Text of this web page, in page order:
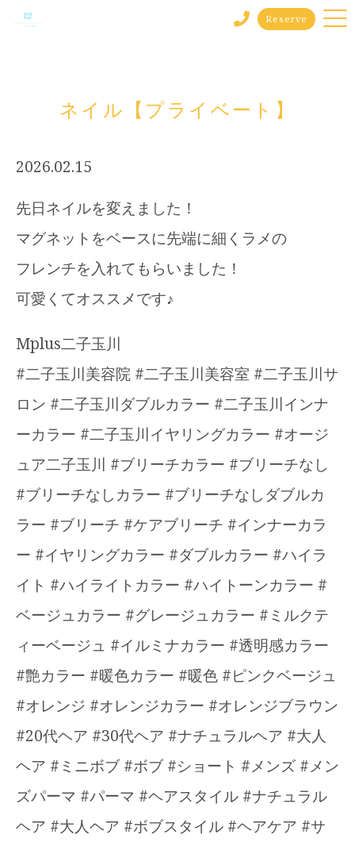
Reserve
ネイル【プライベート】
2026.02.15
先日ネイルを変えました！
マグネットをベースに先端に細くラメの
フレンチを入れてもらいました！
可愛くてオススメです♪
Mplus二子玉川
#二子玉川美容院 #二子玉川美容室 #二子玉川サ
ロン #二子玉川ダブルカラー #二子玉川インナ
ーカラー #二子玉川イヤリングカラー #オージ
ュア二子玉川 #ブリーチカラー #ブリーチなし
#ブリーチなしカラー #ブリーチなしダブルカ
ラー #ブリーチ #ケアブリーチ #インナーカラ
ー #イヤリングカラー #ダブルカラー #ハイラ
イト #ハイライトカラー #ハイトーンカラー #
ベージュカラー #グレージュカラー #ミルクテ
ィーベージュ #イルミナカラー #透明感カラー
#艶カラー #暖色カラー #暖色 #ピンクベージュ
#オレンジ #オレンジカラー #オレンジブラウン
#20代ヘア #30代ヘア #ナチュラルヘア #大人
ヘア #ミニボブ #ボブ #ショート #メンズ #メン
ズパーマ #パーマ #ヘアスタイル #ナチュラル
ヘア #大人ヘア #ボブスタイル #ヘアケア #サ